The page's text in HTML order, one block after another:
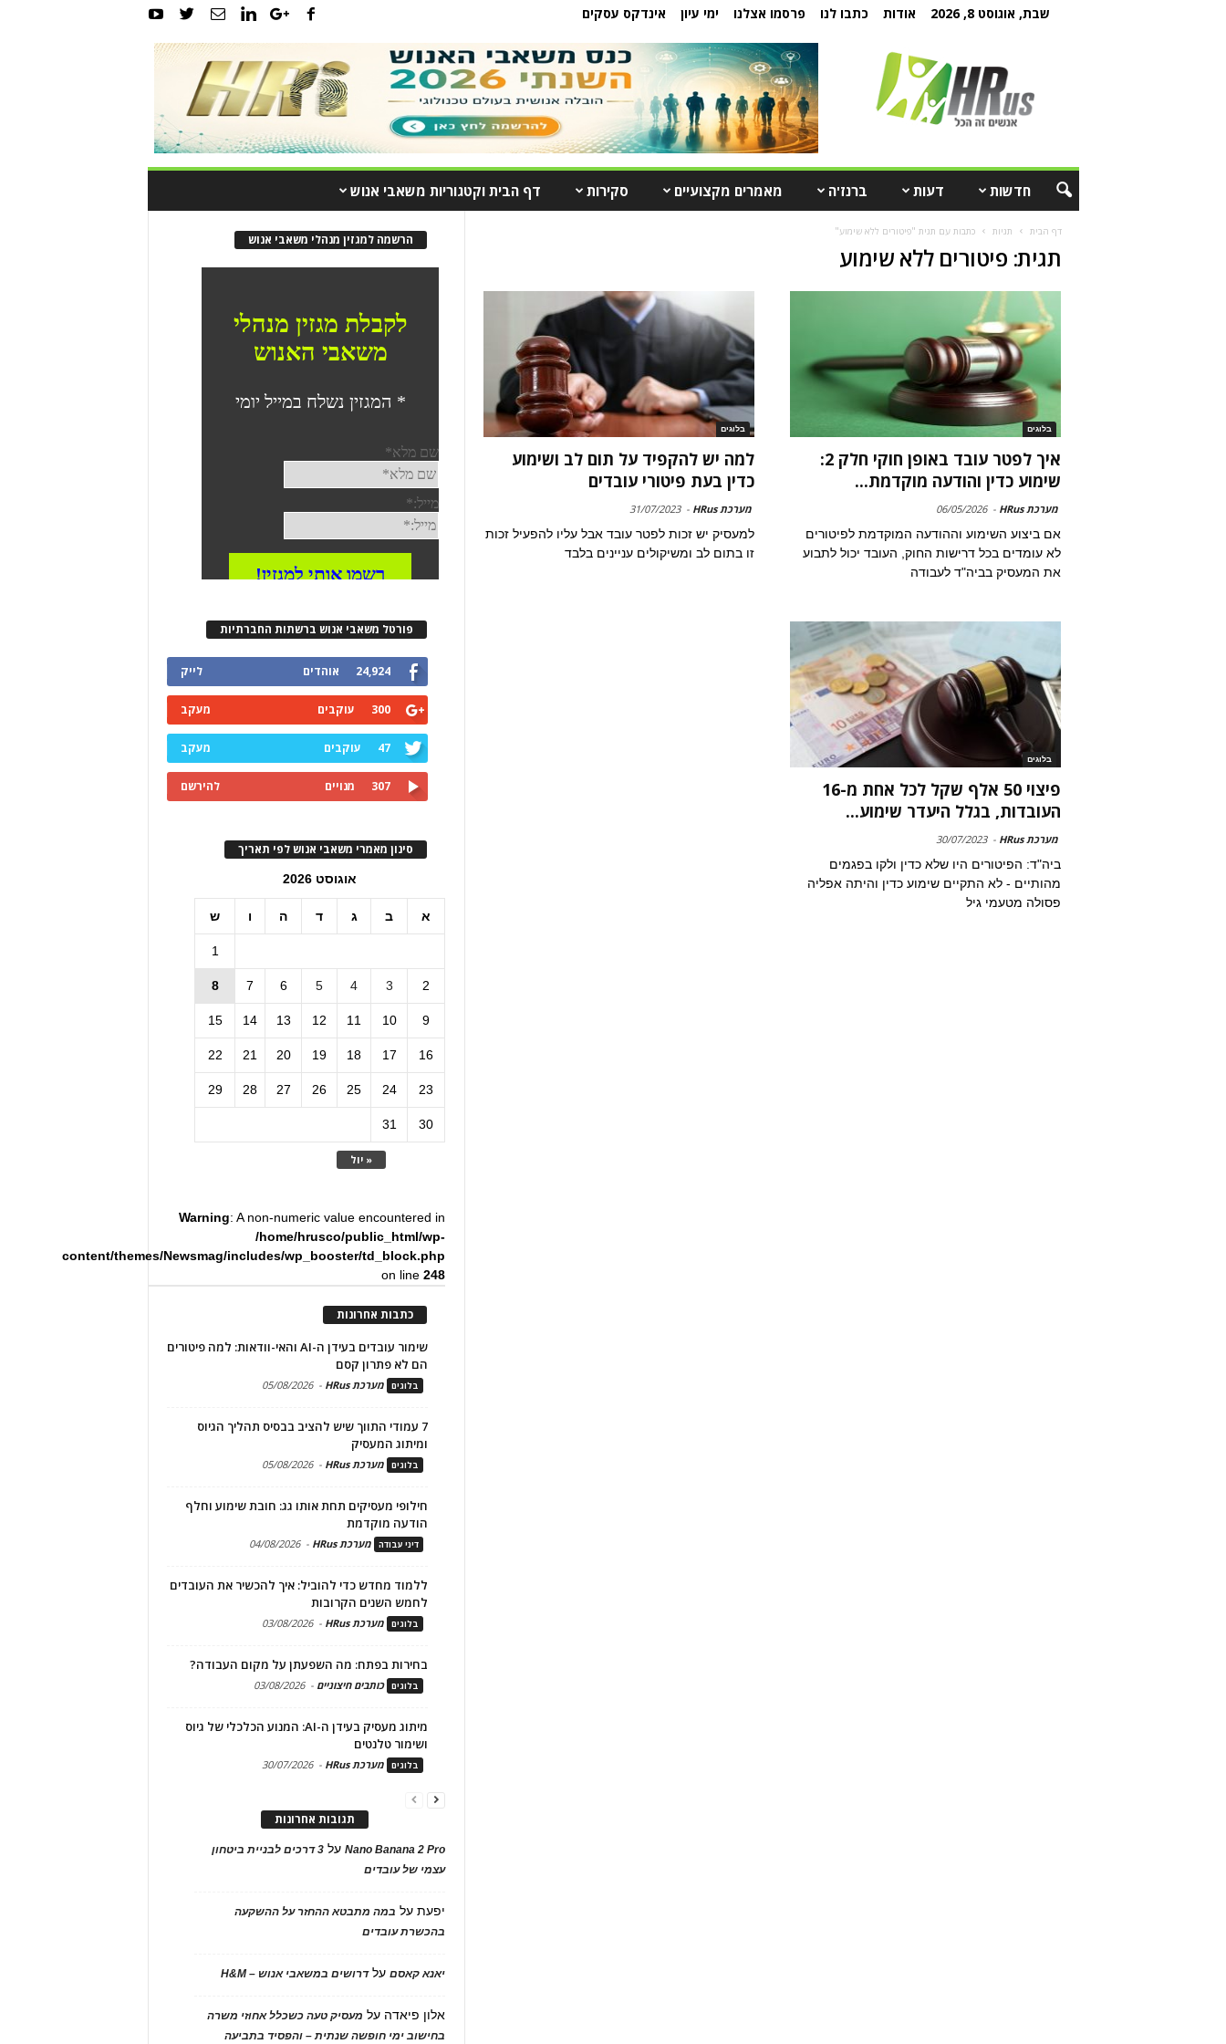
שבת, אוגוסט 8, 2026 אודות כתבו לנו פרסמו אצלנו ימי עיון אינדקס עסקים
חדשות דעות ברנז'ה מאמרים מקצועיים סקירות דף הבית וקטגוריות משאבי אנוש
דף הבית תגיות כתבות עם תגית "פיטורים ללא שימוע"
תגית: פיטורים ללא שימוע
בלוגים
איך לפטר עובד באופן חוקי חלק 2:
שימוע כדין והודעה מוקדמת...
מערכת HRus -
06/05/2026
אם ביצוע השימוע וההודעה המוקדמת לפיטורים
לא עומדים בכל דרישות החוק, העובד יכול לתבוע
את המעסיק בביה"ד לעבודה
בלוגים
למה יש להקפיד על תום לב ושימוע
כדין בעת פיטורי עובדים
מערכת HRus -
31/07/2023
למעסיק יש זכות לפטר עובד אבל עליו להפעיל זכות
זו בתום לב ומשיקולים עניינים בלבד
בלוגים
פיצוי 50 אלף שקל לכל אחת מ-16
העובדות, בגלל היעדר שימוע...
מערכת HRus -
30/07/2023
ביה"ד: הפיטורים היו שלא כדין ולקו בפגמים
מהותיים - לא התקיים שימוע כדין והיתה אפליה
פסולה מטעמי גיל
הרשמה למגזין מנהלי משאבי אנוש
פורטל משאבי אנוש ברשתות החברתיות
24,924 אוהדים לייק
300 עוקבים מעקב
47 עוקבים מעקב
307 מנויים להירשם
סינון מאמרי משאבי אנוש לפי תאריך
אוגוסט 2026
א ב ג ד ה ו ש
« יול
1
2
3
4
5
6
7
8
9
10
11
12
13
14
15
16
17
18
19
20
21
22
23
24
25
26
27
28
29
30
31
Warning: A non-numeric value encountered in
/home/hrusco/public_html/wp-
content/themes/Newsmag/includes/wp_booster/td_block.php
on line248
כתבות אחרונות
שימור עובדים בעידן ה-AI והאי-וודאות: למה פיטורים
הם לא פתרון קסם
בלוגים מערכת HRus -
05/08/2026
7 עמודי התווך שיש להציב בבסיס תהליך הגיוס
ומיתוג המעסיק
בלוגים מערכת HRus -
05/08/2026
חילופי מעסיקים תחת אותו גג: חובת שימוע וחלף
הודעה מוקדמת
דיני עבודה מערכת HRus -
04/08/2026
ללמוד מחדש כדי להוביל: איך להכשיר את העובדים
לחמש השנים הקרובות
בלוגים מערכת HRus -
03/08/2026
בחירות בפתח: מה השפעתן על מקום העבודה?
בלוגים כותבים חיצוניים -
03/08/2026
מיתוג מעסיק בעידן ה-AI: המנוע הכלכלי של גיוס
ושימור טלנטים
בלוגים מערכת HRus -
30/07/2026
תגובות אחרונות
Nano Banana 2 Proעל
3 דרכים לבניית ביטחון
עצמי של עובדים
יפעתעל במה מתבטא ההחזר על ההשקעה
בהכשרת עובדים
יאנא קאסםעלדרושים במשאבי אנוש – H&M
אלון פיאדה על מעסיק טעה כשכלל אחוזי משרה
בחישוב ימי חופשה שנתית – והפסיד בתביעה